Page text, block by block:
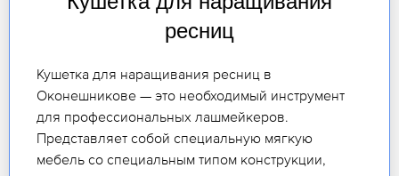
ресниц
Кушетка для наращивания ресниц в
Оконешникове — это необходимый инструмент
для профессиональных лашмейкеров.
Представляет собой специальную мягкую
мебель со специальным типом конструкции,